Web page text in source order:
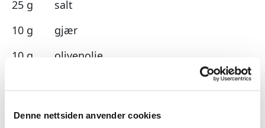
Denne nettsiden anvender cookies
25 g
salt
10 g
gjær
10 g
olivenolje